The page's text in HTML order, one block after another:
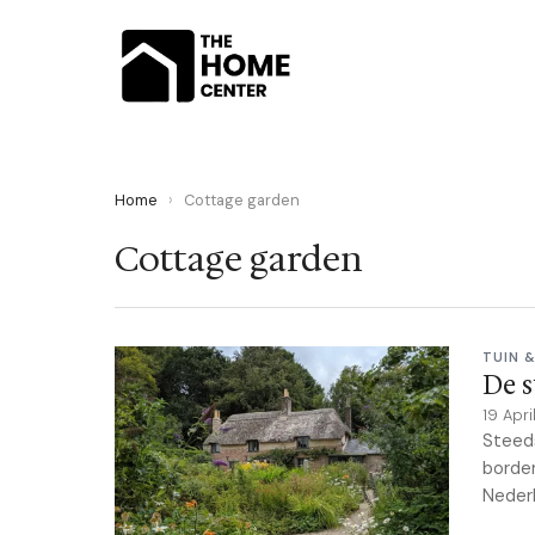
Home › Cottage garden
Cottage garden
TUIN
De
19